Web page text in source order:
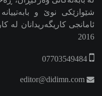
شێوازێکی نوێ و
ئامانجی کاریگەریدانان لە
2016
07703549484
editor@didimn.com